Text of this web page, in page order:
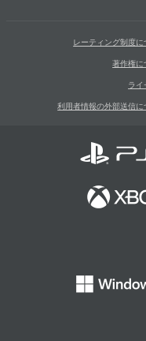
レーティング制度に
著作権に
ライ
利用者情報の外部送信に